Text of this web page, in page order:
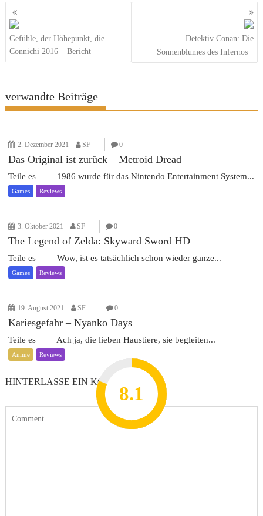
Beitragsnavigation
Gefühle, der Höhepunkt, die
Connichi 2016 – Bericht
Detektiv Conan: Die
Sonnenblumes des Infernos
verwandte Beiträge
2. Dezember 2021 SF 0
Das Original ist zurück – Metroid Dread
Teile es 1986 wurde für das Nintendo Entertainment System...
Games Reviews
3. Oktober 2021 SF 0
The Legend of Zelda: Skyward Sword HD
Teile es Wow, ist es tatsächlich schon wieder ganze...
Games Reviews
19. August 2021 SF 0
Kariesgefahr – Nyanko Days
Teile es Ach ja, die lieben Haustiere, sie begleiten...
Anime Reviews
HINTERLASSE EIN KOMMENTAR
8.2
7.8
7.1
7
8.1